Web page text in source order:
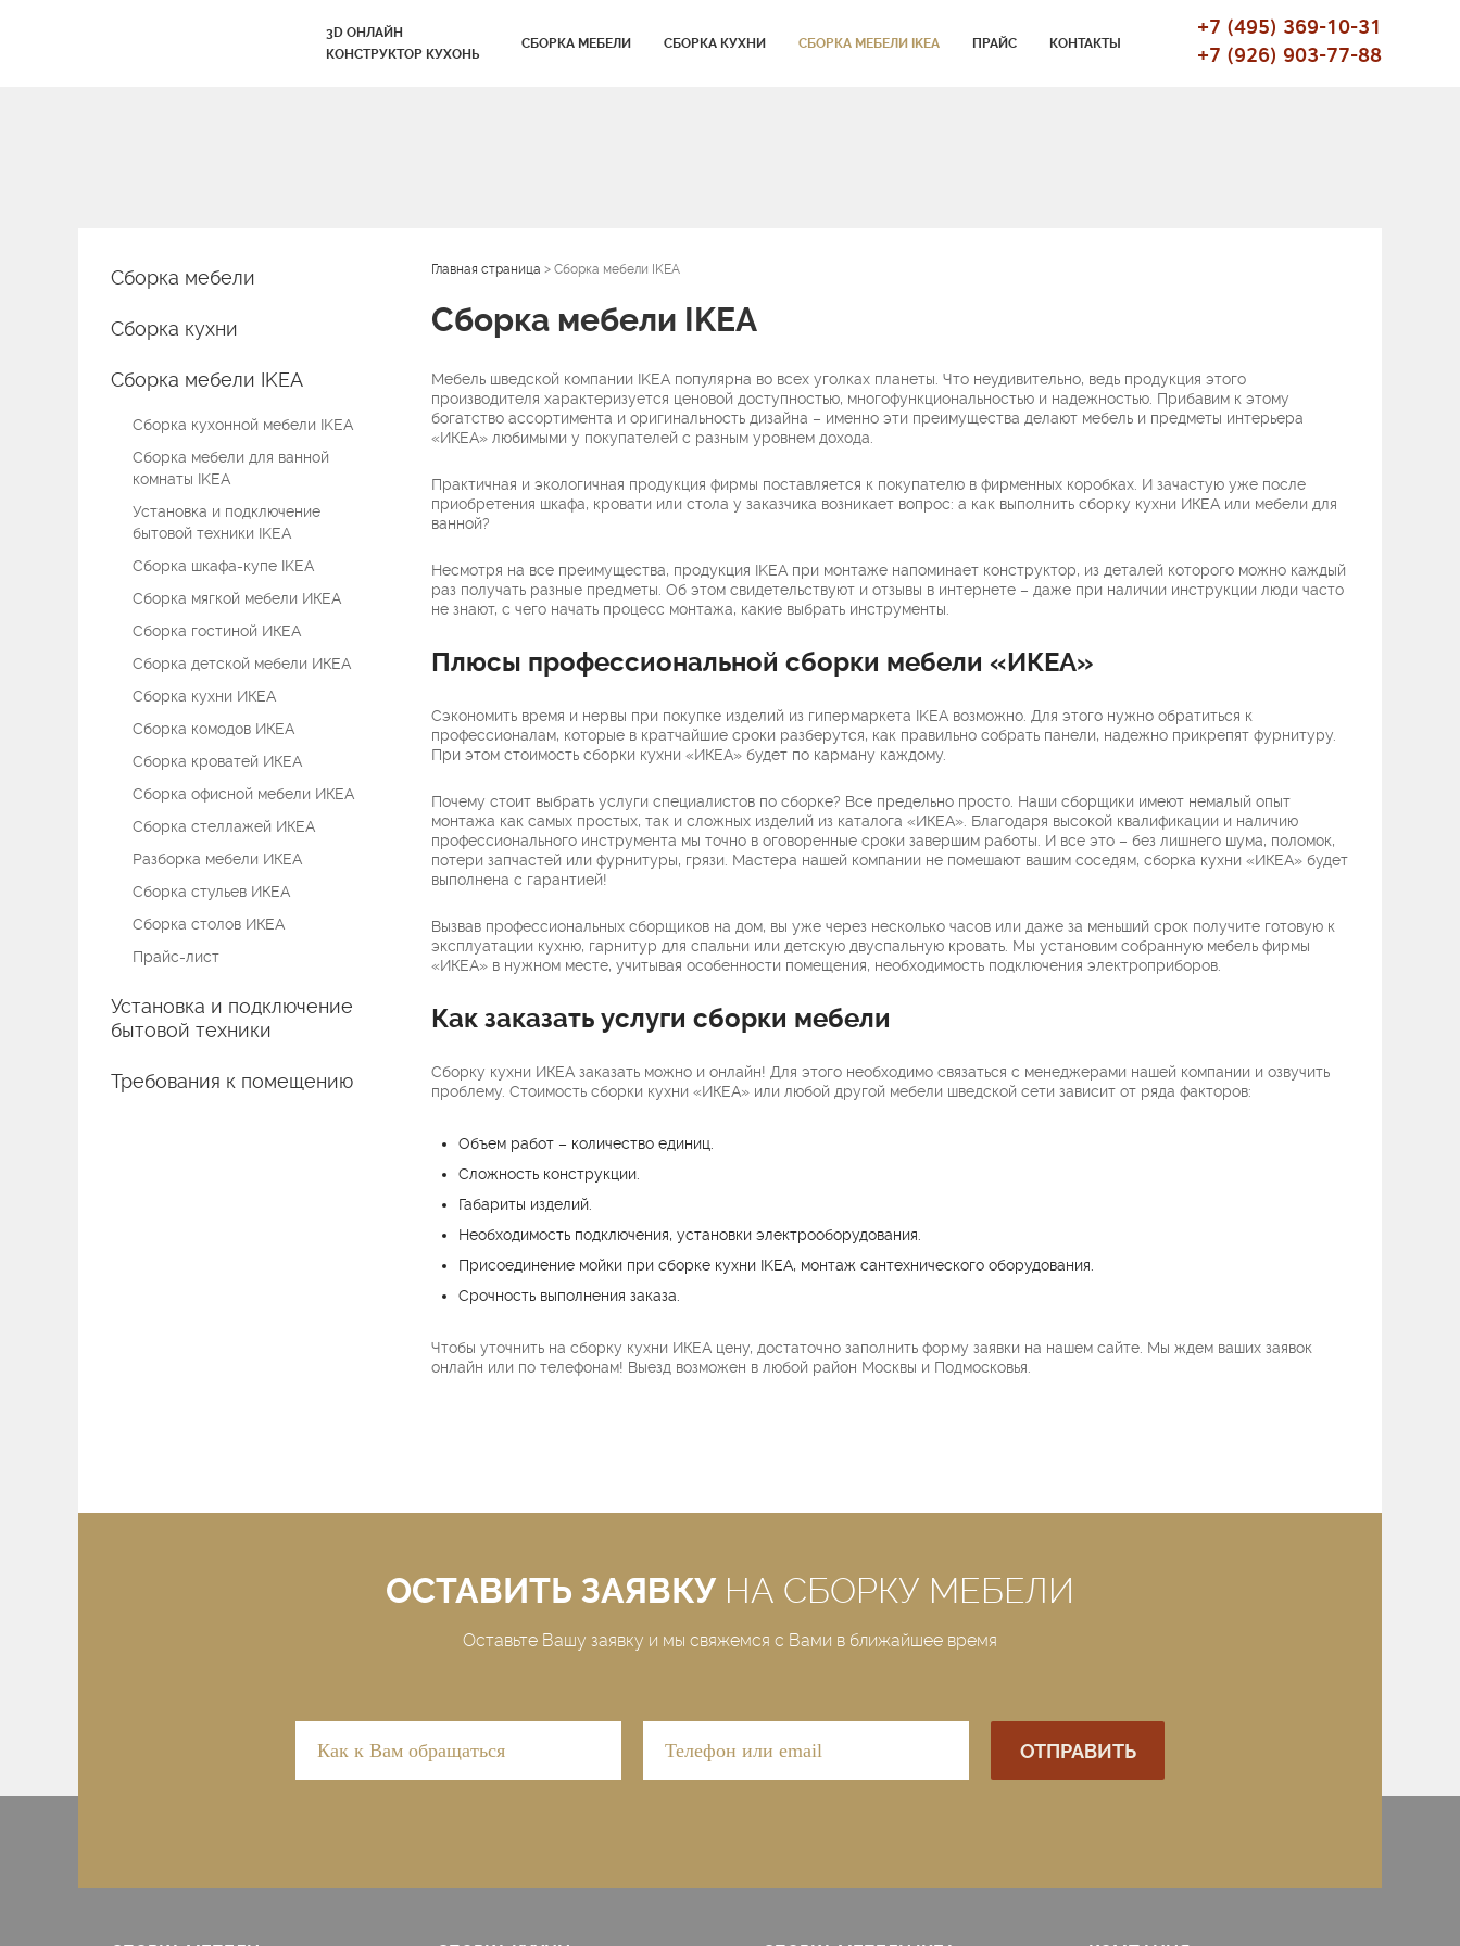
+7 (495) 369-10-31
+7 (926) 903-77-88
3D ОНЛАЙН
КОНСТРУКТОР КУХОНЬ
СБОРКА МЕБЕЛИ СБОРКА КУХНИ СБОРКА МЕБЕЛИ IKEA ПРАЙС КОНТАКТЫ
Сборка мебели
Сборка кухни
Сборка мебели IKEA
Сборка кухонной мебели IKEA
Сборка мебели для ванной
комнаты IKEA
Установка и подключение
бытовой техники IKEA
Сборка шкафа-купе IKEA
Сборка мягкой мебели ИКЕА
Сборка гостиной ИКЕА
Сборка детской мебели ИКЕА
Сборка кухни ИКЕА
Сборка комодов ИКЕА
Сборка кроватей ИКЕА
Сборка офисной мебели ИКЕА
Сборка стеллажей ИКЕА
Разборка мебели ИКЕА
Сборка стульев ИКЕА
Сборка столов ИКЕА
Прайс-лист
Установка и подключение
бытовой техники
Требования к помещению
Сборка мебели IKEA
Мебель шведской компании IKEA популярна во всех уголках планеты. Что неудивительно, ведь продукция этого
производителя характеризуется ценовой доступностью, многофункциональностью и надежностью. Прибавим к этому
богатство ассортимента и оригинальность дизайна – именно эти преимущества делают мебель и предметы интерьера
«ИКЕА» любимыми у покупателей с разным уровнем дохода.
Практичная и экологичная продукция фирмы поставляется к покупателю в фирменных коробках. И зачастую уже после
приобретения шкафа, кровати или стола у заказчика возникает вопрос: а как выполнить сборку кухни ИКЕА или мебели для
ванной?
Несмотря на все преимущества, продукция IKEA при монтаже напоминает конструктор, из деталей которого можно каждый
раз получать разные предметы. Об этом свидетельствуют и отзывы в интернете – даже при наличии инструкции люди часто
не знают, с чего начать процесс монтажа, какие выбрать инструменты.
Плюсы профессиональной сборки мебели «ИКЕА»
Сэкономить время и нервы при покупке изделий из гипермаркета IKEA возможно. Для этого нужно обратиться к
профессионалам, которые в кратчайшие сроки разберутся, как правильно собрать панели, надежно прикрепят фурнитуру.
При этом стоимость сборки кухни «ИКЕА» будет по карману каждому.
Почему стоит выбрать услуги специалистов по сборке? Все предельно просто. Наши сборщики имеют немалый опыт
монтажа как самых простых, так и сложных изделий из каталога «ИКЕА». Благодаря высокой квалификации и наличию
профессионального инструмента мы точно в оговоренные сроки завершим работы. И все это – без лишнего шума, поломок,
потери запчастей или фурнитуры, грязи. Мастера нашей компании не помешают вашим соседям, сборка кухни «ИКЕА» будет
выполнена с гарантией!
Вызвав профессиональных сборщиков на дом, вы уже через несколько часов или даже за меньший срок получите готовую к
эксплуатации кухню, гарнитур для спальни или детскую двуспальную кровать. Мы установим собранную мебель фирмы
«ИКЕА» в нужном месте, учитывая особенности помещения, необходимость подключения электроприборов.
Как заказать услуги сборки мебели
Сборку кухни ИКЕА заказать можно и онлайн! Для этого необходимо связаться с менеджерами нашей компании и озвучить
проблему. Стоимость сборки кухни «ИКЕА» или любой другой мебели шведской сети зависит от ряда факторов:
Объем работ – количество единиц.
Сложность конструкции.
Габариты изделий.
Необходимость подключения, установки электрооборудования.
Присоединение мойки при сборке кухни IKEA, монтаж сантехнического оборудования.
Срочность выполнения заказа.
Чтобы уточнить на сборку кухни ИКЕА цену, достаточно заполнить форму заявки на нашем сайте. Мы ждем ваших заявок
онлайн или по телефонам! Выезд возможен в любой район Москвы и Подмосковья.
Главная страница > Сборка мебели IKEA
ОСТАВИТЬ ЗАЯВКУ НА СБОРКУ МЕБЕЛИ
Оставьте Вашу заявку и мы свяжемся с Вами в ближайшее время